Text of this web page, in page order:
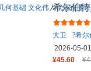
希尔伯
系 大卫
大卫 ?希尔
2026-05-01
¥45.60